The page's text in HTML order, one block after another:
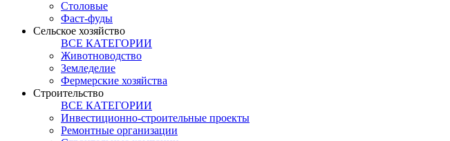
Столовые
Фаст-фуды
Сельское хозяйство
ВСЕ КАТЕГОРИИ
Животноводство
Земледелие
Фермерские хозяйства
Строительство
ВСЕ КАТЕГОРИИ
Инвестиционно-строительные проекты
Ремонтные организации